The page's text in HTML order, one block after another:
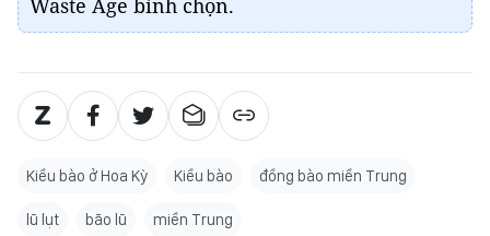
Kiều bào ở Hoa Kỳ Kiều bào đồng bào miền Trung
lũ lụt bão lũ miền Trung